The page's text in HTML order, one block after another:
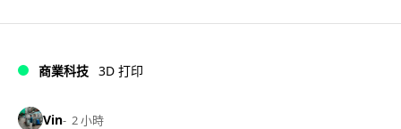
商業科技 3D 打印
Vin 2 小時